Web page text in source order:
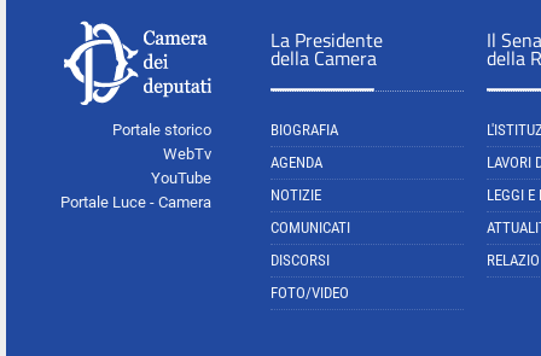
Portale storico
WebTv
YouTube
Portale Luce - Camera
La Presidente
della Camera
BIOGRAFIA
AGENDA
NOTIZIE
COMUNICATI
DISCORSI
FOTO/VIDEO
Il
della
LAVORI
LEGGI E